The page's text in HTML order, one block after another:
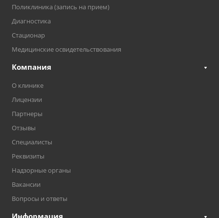
Поликлиника (запись на прием)
Диагностика
Стационар
Медицинские освидетельствования
Компания
О клинике
Лицензии
Партнеры
Отзывы
Специалисты
Реквизиты
Надзорные органы
Вакансии
Вопросы и ответы